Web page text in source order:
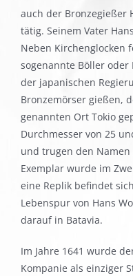
auch der Bronzegießer
tätig. Seinem Vater
Neben Kirchenglocken
sogenannte Böller oder
der japanischen
Bronzemörser gießen,
genannten Ort Tokio
Durchmesser von 25
und trugen den Namen
Exemplar wurde im
eine Replik befindet
Lebenspur von Hans
darauf in Batavia.
Im Jahre 1641 wurde
Kompanie als einziger